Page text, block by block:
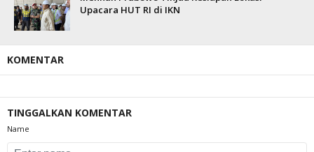
Upacara HUT RI di IKN
KOMENTAR
TINGGALKAN KOMENTAR
Name